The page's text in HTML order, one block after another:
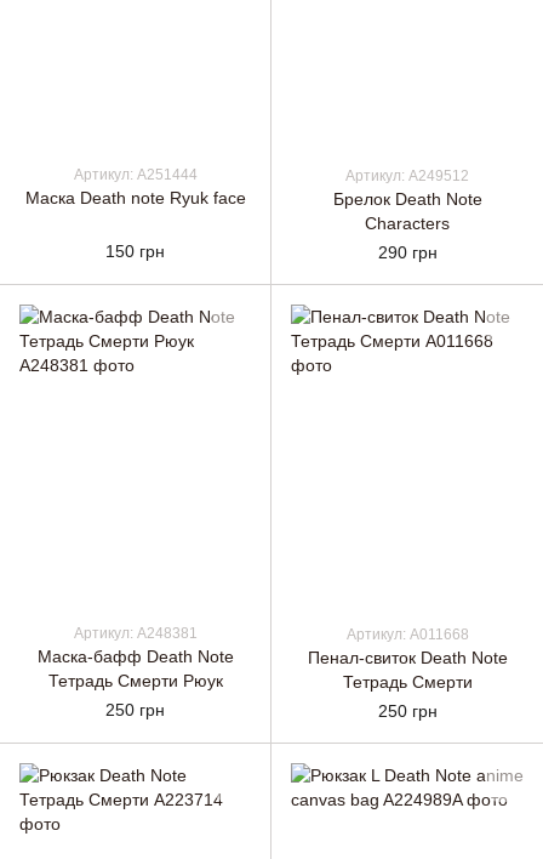
Артикул: A251444
Маска Death note Ryuk face
150 грн
Артикул: A249512
Брелок Death Note
Characters
290 грн
Артикул: A248381
Маска-бафф Death Note
Тетрадь Смерти Рюук
250 грн
Артикул: A011668
Пенал-свиток Death Note
Тетрадь Смерти
250 грн